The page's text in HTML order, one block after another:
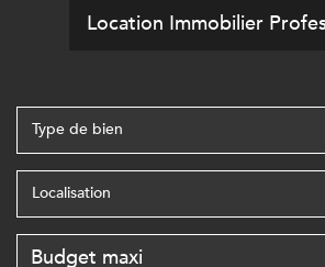
Location Immobilier
Type de bien
Localisation